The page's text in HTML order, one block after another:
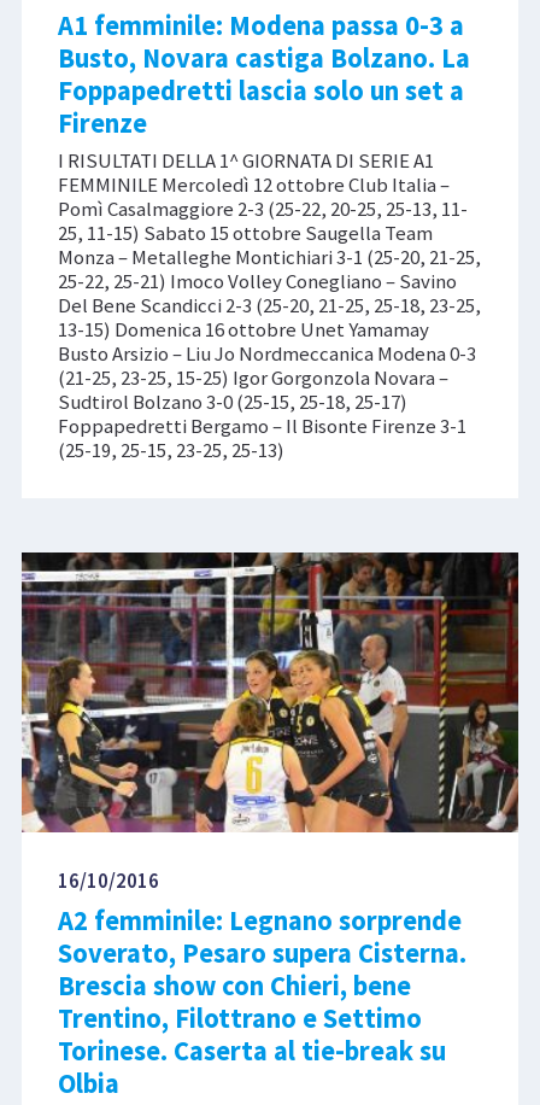
A1 femminile: Modena passa 0-3 a
Busto, Novara castiga Bolzano. La
Foppapedretti lascia solo un set a
Firenze
I RISULTATI DELLA 1^ GIORNATA DI SERIE A1
FEMMINILE Mercoledì 12 ottobre Club Italia –
Pomì Casalmaggiore 2-3 (25-22, 20-25, 25-13, 11-
25, 11-15) Sabato 15 ottobre Saugella Team
Monza – Metalleghe Montichiari 3-1 (25-20, 21-25,
25-22, 25-21) Imoco Volley Conegliano – Savino
Del Bene Scandicci 2-3 (25-20, 21-25, 25-18, 23-25,
13-15) Domenica 16 ottobre Unet Yamamay
Busto Arsizio – Liu Jo Nordmeccanica Modena 0-3
(21-25, 23-25, 15-25) Igor Gorgonzola Novara –
Sudtirol Bolzano 3-0 (25-15, 25-18, 25-17)
Foppapedretti Bergamo – Il Bisonte Firenze 3-1
(25-19, 25-15, 23-25, 25-13)
16/10/2016
A2 femminile: Legnano sorprende
Soverato, Pesaro supera Cisterna.
Brescia show con Chieri, bene
Trentino, Filottrano e Settimo
Torinese. Caserta al tie-break su
Olbia